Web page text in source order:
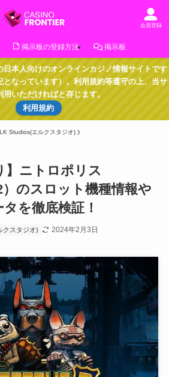
会員登録
掲示板の登録方法 掲示板
日本人向けのオンラインカジノ情報サイトです
となっています）。利用規約等遵守の上、当サ
用いただければと存じます。
利用規約
Studios(エルクスタジオ)
】ニトロポリス
のスロット機種情報や
を徹底検証！
クスタジオ) 2024年2月3日